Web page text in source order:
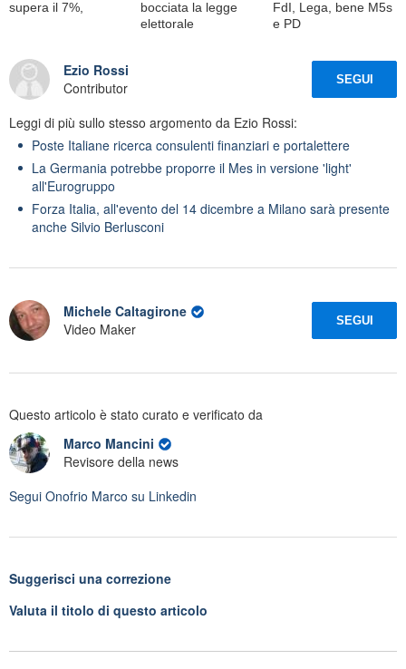
supera il 7%,
bocciata la legge
elettorale
FdI, Lega, bene M5s
e PD
Ezio Rossi
Contributor
SEGUI
Leggi di più sullo stesso argomento da Ezio Rossi:
Poste Italiane ricerca consulenti finanziari e portalettere
La Germania potrebbe proporre il Mes in versione 'light'
all'Eurogruppo
Forza Italia, all'evento del 14 dicembre a Milano sarà presente
anche Silvio Berlusconi
Michele Caltagirone
Video Maker
SEGUI
Questo articolo è stato curato e verificato da
Marco Mancini
Revisore della news
Segui Onofrio Marco su Linkedin
Suggerisci una correzione
Valuta il titolo di questo articolo